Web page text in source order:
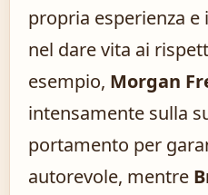
propria esperienza
nel dare vita ai
esempio, Morgan
intensamente sulla
portamento per
autorevole, mentre